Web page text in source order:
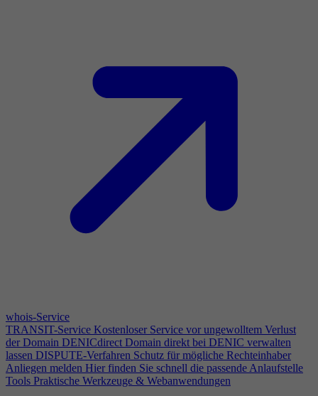
whois-Service
TRANSIT-Service Kostenloser Service vor ungewolltem Verlust
der Domain DENICdirect Domain direkt bei DENIC verwalten
lassen DISPUTE-Verfahren Schutz für mögliche Rechteinhaber
Anliegen melden Hier finden Sie schnell die passende Anlaufstelle
Tools Praktische Werkzeuge & Webanwendungen